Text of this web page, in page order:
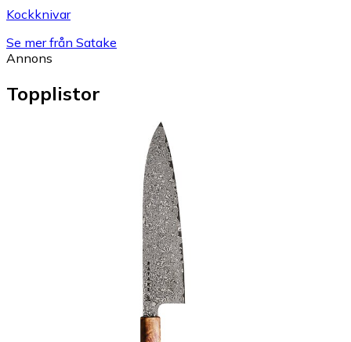
Kockknivar
Se mer från Satake
Annons
Topplistor